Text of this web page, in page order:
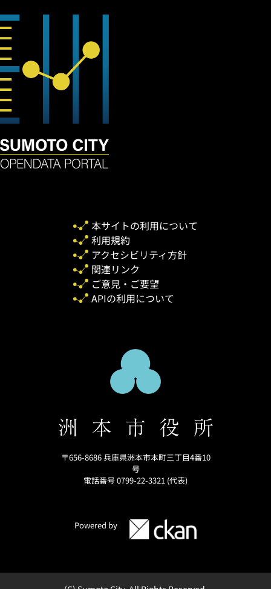
本サイトの利用について
利用規約
アクセシビリティ方針
関連リンク
ご意見・ご要望
APIの利用について
〒656-8686 兵庫県洲本市本町三丁目4番10
号
電話番号 0799-22-3321 (代表)
Powered by